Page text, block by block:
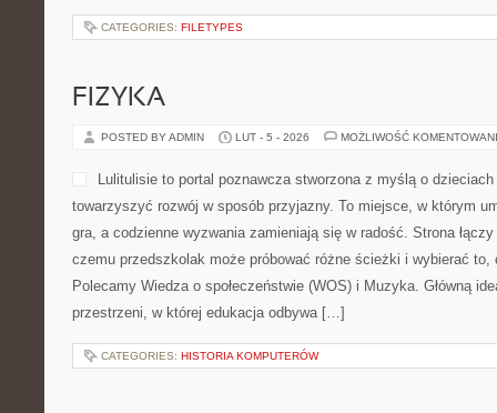
CATEGORIES: FILETYPES
FIZYKA
POSTED BY ADMIN LUT - 5 - 2026 MOŻLIWOŚĆ
Lulitulisie to portal poznawcza stworzona z myślą o
towarzyszyć rozwój w sposób przyjazny. To miejsce, w którym
gra, a codzienne wyzwania zamieniają się w radość. Strona
czemu przedszkolak może próbować różne ścieżki i wybierać to,
Polecamy Wiedza o społeczeństwie (WOS) i Muzyka. Główną
przestrzeni, w której edukacja odbywa […]
CATEGORIES: HISTORIA KOMPUTERÓW